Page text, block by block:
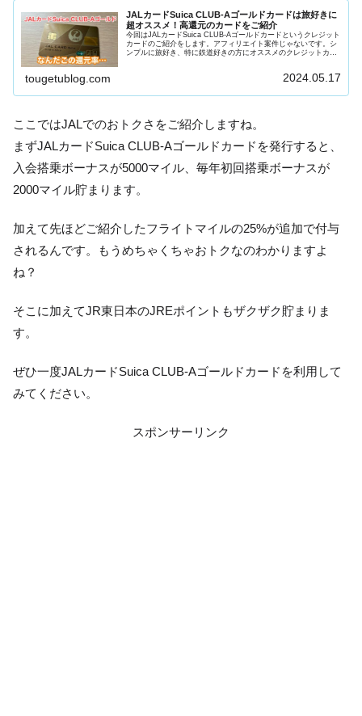
JALカードSuica CLUB-Aゴールドカードは旅好きに
超オススメ！高還元のカードをご紹介
今回はJALカードSuica CLUB-Aゴールドカードというクレジット
カードのご紹介をします。アフィリエイト案件じゃないです。シ
ンプルに旅好き、特に鉄道好きの方にオススメのクレジットカー
tougetublog.com 2024.05.17
ここではJALでのおトクさをご紹介しますね。
まずJALカードSuica CLUB-Aゴールドカードを発行すると、
入会搭乗ボーナスが5000マイル、毎年初回搭乗ボーナスが
2000マイル貯まります。
加えて先ほどご紹介したフライトマイルの25%が追加で付与
されるんです。もうめちゃくちゃおトクなのわかりますよ
ね？
そこに加えてJR東日本のJREポイントもザクザク貯まりま
す。
ぜひ一度JALカードSuica CLUB-Aゴールドカードを利用して
みてください。
スポンサーリンク